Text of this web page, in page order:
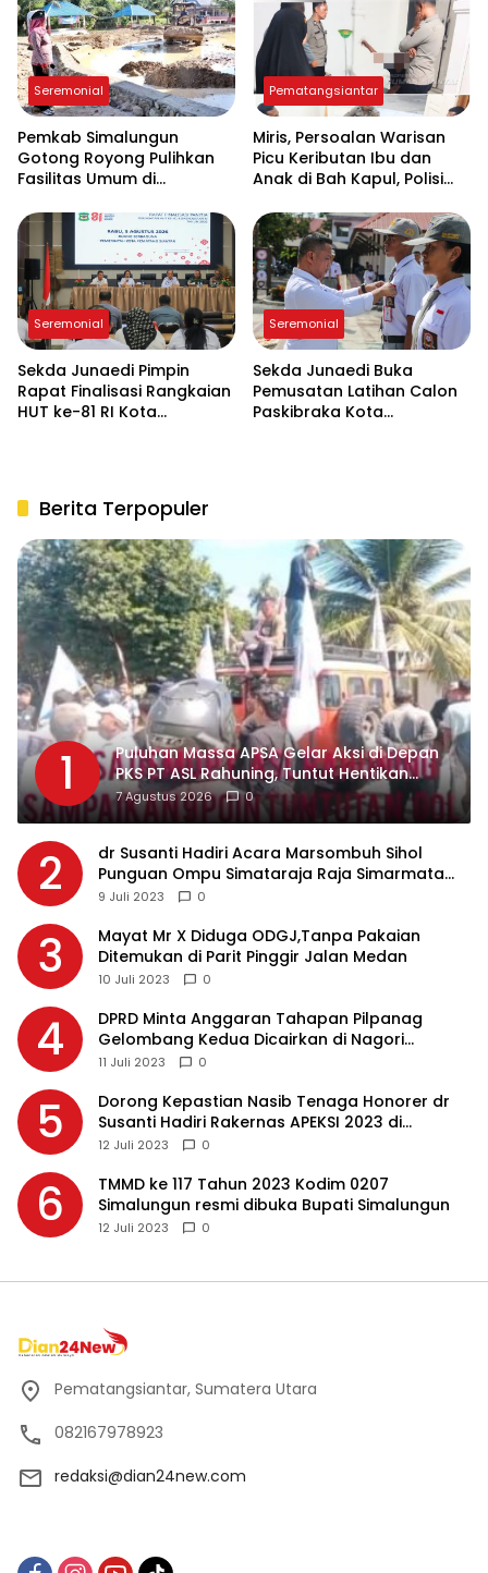
Seremonial
Pemkab Simalungun
Gotong Royong Pulihkan
Fasilitas Umum di
Pematangsiantar
Miris, Persoalan Warisan
Picu Keributan Ibu dan
Anak di Bah Kapul, Polisi
Seremonial
Sekda Junaedi Pimpin
Rapat Finalisasi Rangkaian
HUT ke-81 RI Kota
Seremonial
Sekda Junaedi Buka
Pemusatan Latihan Calon
Paskibraka Kota
Berita Terpopuler
1
Puluhan Massa APSA Gelar Aksi di Depan
PKS PT ASL Rahuning, Tuntut Hentikan
Pembuangan Limbah ke Sungai Asahan
7 Agustus 2026 0
2
dr Susanti Hadiri Acara Marsombuh Sihol
Punguan Ompu Simataraja Raja Simarmata
Dohot Boruna Kota Siantar
9 Juli 2023 0
3
Mayat Mr X Diduga ODGJ,Tanpa Pakaian
Ditemukan di Parit Pinggir Jalan Medan
10 Juli 2023 0
4
DPRD Minta Anggaran Tahapan Pilpanag
Gelombang Kedua Dicairkan di Nagori
Masing-masing, Ini Alasannya…
11 Juli 2023 0
5
Dorong Kepastian Nasib Tenaga Honorer dr
Susanti Hadiri Rakernas APEKSI 2023 di
Makassar
12 Juli 2023 0
6
TMMD ke 117 Tahun 2023 Kodim 0207
Simalungun resmi dibuka Bupati Simalungun
12 Juli 2023 0
Pematangsiantar, Sumatera Utara
082167978923
redaksi@dian24new.com